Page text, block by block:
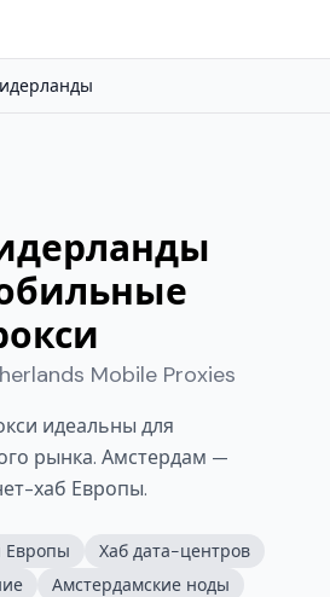
Mobile Proxies
идеальны для
рынка. Амстердам —
хаб Европы.
Европы
Хаб дата-центров
Амстердамские ноды